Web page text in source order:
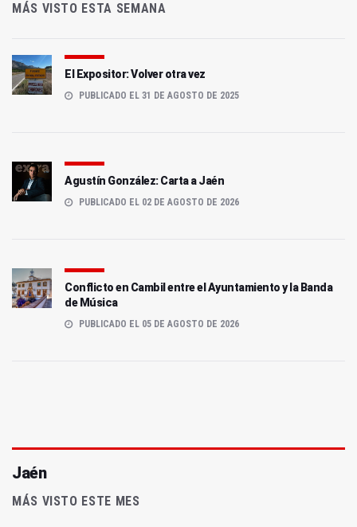
MÁS VISTO ESTA SEMANA
El Expositor: Volver otra vez
PUBLICADO EL 31 DE AGOSTO DE 2025
Agustín González: Carta a Jaén
PUBLICADO EL 02 DE AGOSTO DE 2026
Conflicto en Cambil entre el Ayuntamiento y la Banda
de Música
PUBLICADO EL 05 DE AGOSTO DE 2026
Jaén
MÁS VISTO ESTE MES